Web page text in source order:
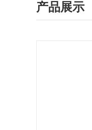
产品展示